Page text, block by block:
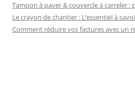
Tampon à paver & couvercle à carreler :
Le crayon de chantier : L’essentiel à
Comment réduire vos factures avec un